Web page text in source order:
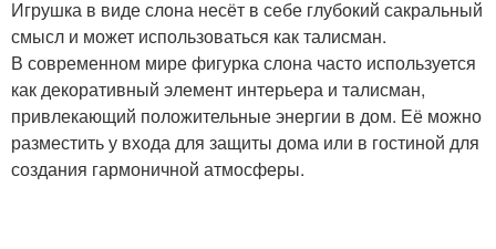
Игрушка в виде слона несёт в себе глубокий сакральный
смысл и может использоваться как талисман.
В современном мире фигурка слона часто используется
как декоративный элемент интерьера и талисман,
привлекающий положительные энергии в дом. Её можно
разместить у входа для защиты дома или в гостиной для
создания гармоничной атмосферы.